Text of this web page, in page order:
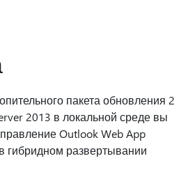
пакета обновления 2
2013 в локальной среде вы
Outlook Web App
гибридном развертывании